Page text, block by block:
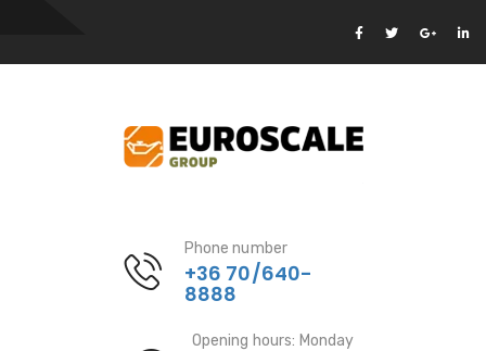
Phone number
+36 70/640-
8888
Opening hours: Monday